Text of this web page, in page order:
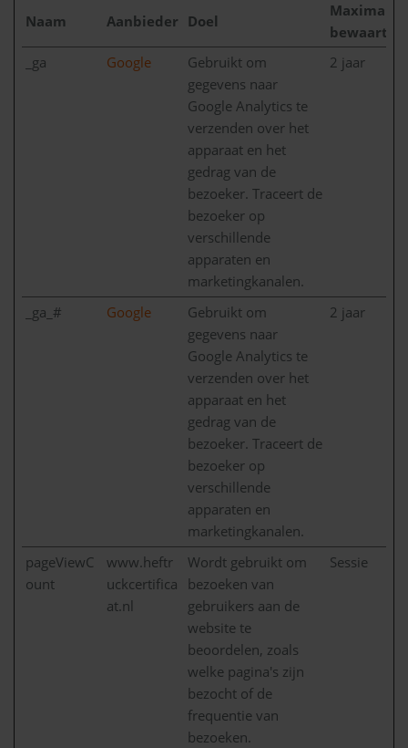
Naam Aanbieder Doel
Maximale
_ga
Google
Gebruikt om
gegevens naar
Google Analytics te
verzenden over het
apparaat en het
gedrag van de
bezoeker. Traceert de
bezoeker op
verschillende
apparaten en
marketingkanalen.
2 jaar
_ga_# Google
Gebruikt om
gegevens naar
Google Analytics te
verzenden over het
apparaat en het
gedrag van de
bezoeker. Traceert de
bezoeker op
verschillende
apparaten en
marketingkanalen.
2 jaar
pageViewC
ount
www.heftr
uckcertifica
at.nl
Wordt gebruikt om
bezoeken van
gebruikers aan de
website te
beoordelen, zoals
welke pagina's zijn
bezocht of de
frequentie van
bezoeken.
Sessie